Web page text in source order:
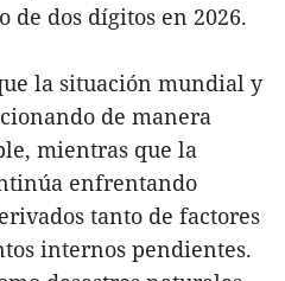
de dos dígitos en 2026.
la situación mundial y
de manera
mientras que la
enfrentando
tanto de factores
internos pendientes.